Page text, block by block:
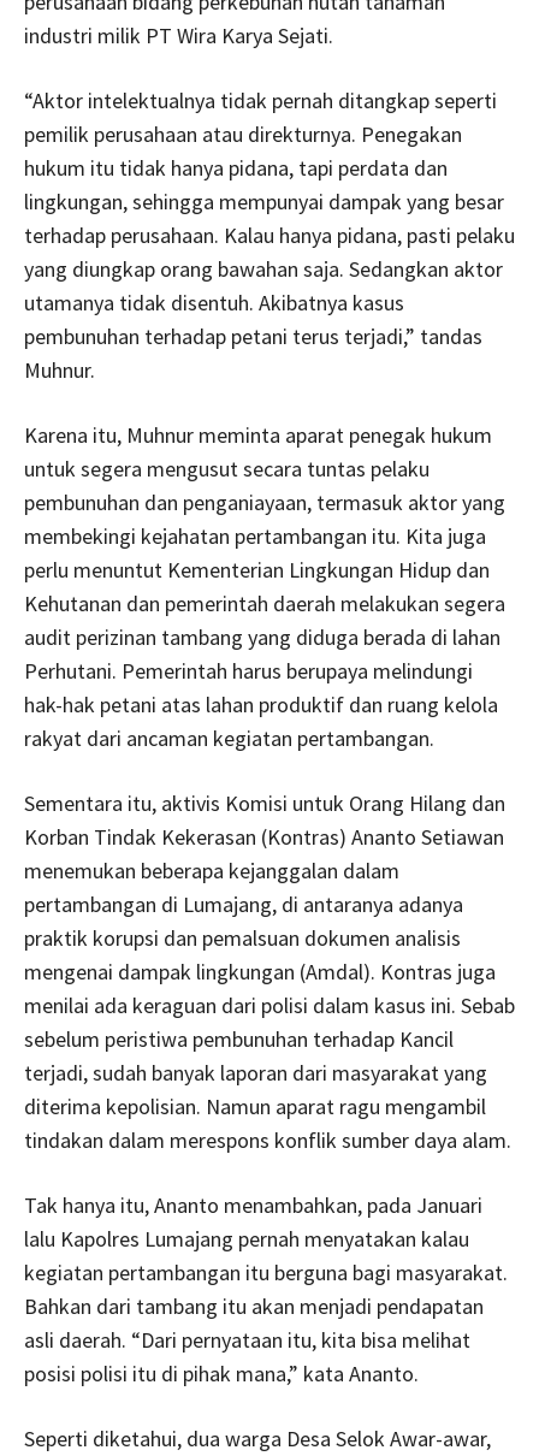
industri milik PT Wira Karya Sejati.
“Aktor intelektualnya tidak pernah ditangkap seperti
pemilik perusahaan atau direkturnya. Penegakan
hukum itu tidak hanya pidana, tapi perdata dan
lingkungan, sehingga mempunyai dampak yang besar
terhadap perusahaan. Kalau hanya pidana, pasti pelaku
yang diungkap orang bawahan saja. Sedangkan aktor
utamanya tidak disentuh. Akibatnya kasus
pembunuhan terhadap petani terus terjadi,” tandas
Muhnur.
Karena itu, Muhnur meminta aparat penegak hukum
untuk segera mengusut secara tuntas pelaku
pembunuhan dan penganiayaan, termasuk aktor yang
membekingi kejahatan pertambangan itu. Kita juga
perlu menuntut Kementerian Lingkungan Hidup dan
Kehutanan dan pemerintah daerah melakukan segera
audit perizinan tambang yang diduga berada di lahan
Perhutani. Pemerintah harus berupaya melindungi
hak-hak petani atas lahan produktif dan ruang kelola
rakyat dari ancaman kegiatan pertambangan.
Sementara itu, aktivis Komisi untuk Orang Hilang dan
Korban Tindak Kekerasan (Kontras) Ananto Setiawan
menemukan beberapa kejanggalan dalam
pertambangan di Lumajang, di antaranya adanya
praktik korupsi dan pemalsuan dokumen analisis
mengenai dampak lingkungan (Amdal). Kontras juga
menilai ada keraguan dari polisi dalam kasus ini. Sebab
sebelum peristiwa pembunuhan terhadap Kancil
terjadi, sudah banyak laporan dari masyarakat yang
diterima kepolisian. Namun aparat ragu mengambil
tindakan dalam merespons konflik sumber daya alam.
Tak hanya itu, Ananto menambahkan, pada Januari
lalu Kapolres Lumajang pernah menyatakan kalau
kegiatan pertambangan itu berguna bagi masyarakat.
Bahkan dari tambang itu akan menjadi pendapatan
asli daerah. “Dari pernyataan itu, kita bisa melihat
posisi polisi itu di pihak mana,” kata Ananto.
Seperti diketahui, dua warga Desa Selok Awar-awar,